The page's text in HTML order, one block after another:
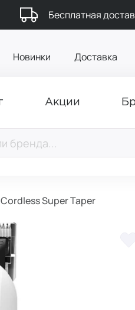
Бесплатная
Новинки Доставка
Акции
Super Taper